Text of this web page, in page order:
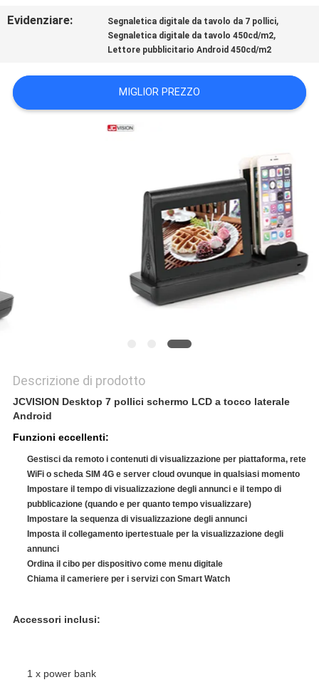
PREVENTIVO
Evidenziare: Segnaletica digitale da tavolo da 7 pollici,
Segnaletica digitale da tavolo 450cd/m2,
Lettore pubblicitario Android 450cd/m2
MIGLIOR PREZZO
Descrizione di prodotto
JCVISION Desktop 7 pollici schermo LCD a tocco laterale
Android
Funzioni eccellenti:
Gestisci da remoto i contenuti di visualizzazione per piattaforma, rete
WiFi o scheda SIM 4G e server cloud ovunque in qualsiasi momento
Impostare il tempo di visualizzazione degli annunci e il tempo di
pubblicazione (quando e per quanto tempo visualizzare)
Impostare la sequenza di visualizzazione degli annunci
Imposta il collegamento ipertestuale per la visualizzazione degli
annunci
Ordina il cibo per dispositivo come menu digitale
Chiama il cameriere per i servizi con Smart Watch
Accessori inclusi:
1 x power bank